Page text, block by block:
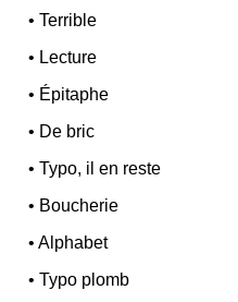
•Terrible
• Lecture
• Épitaphe
• De bric
•Typo, il en reste
• Boucherie
•Alphabet
•Typo plomb